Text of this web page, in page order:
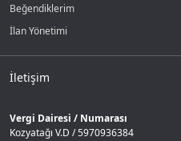
Beğendiklerim
İlan Yönetimi
İletişim
Vergi Dairesi / Numarası
Kozyatağı V.D / 5970936384